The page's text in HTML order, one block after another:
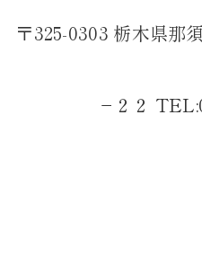
〒325-0303 栃木県那
−２２